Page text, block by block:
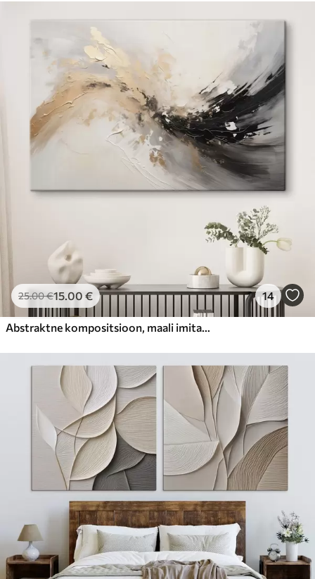
25.00€15.00 € 14
Abstraktne kompositsioon, maali imitatsioon